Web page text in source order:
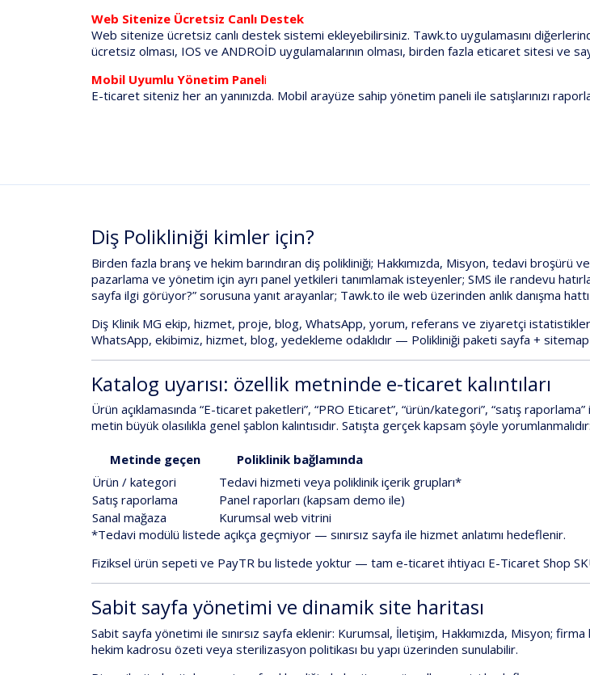
Web Sitenize Ücretsiz Canlı Destek
Web sitenize ücretsiz canlı destek sistemi ekleyebilirsiniz. Tawk.to uygulamasını
ücretsiz olması, IOS ve ANDROİD uygulamalarının olması, birden fazla eticaret sitesi ve
Mobil Uyumlu Yönetim Paneli
E-ticaret siteniz her an yanınızda. Mobil arayüze sahip yönetim paneli ile satışlarınızı
Diş Polikliniği kimler için?
Birden fazla branş ve hekim barındıran diş polikliniği; Hakkımızda, Misyon, tedavi broşürü
pazarlama ve yönetim içinayrı panel yetkileri tanımlamak isteyenler;SMS ile randevu
sayfa ilgi görüyor?” sorusuna yanıt arayanlar; Tawk.to ile web üzerinden anlık danışma
Diş Klinik MG ekip, hizmet, proje, blog, WhatsApp, yorum, referans ve ziyaretçi
WhatsApp, ekibimiz, hizmet, blog, yedekleme odaklıdır — Polikliniği paketisayfa +
Katalog uyarısı: özellik metninde e-ticaret kalıntıları
Ürün açıklamasında“E-ticaret paketleri”, “PRO Eticaret”, “ürün/kategori”, “satış raporlama”
metin büyük olasılıkla genel şablon kalıntısıdır. Satışta gerçek kapsam şöyle yorumlanmalıdır:
Metinde geçen
Poliklinik bağlamında
Ürün / kategori
Tedavi hizmeti veya poliklinik içerik grupları*
Satış raporlama
Panel raporları (kapsam demo ile)
Sanal mağaza
Kurumsal web vitrini
*Tedavi modülü listede açıkça geçmiyor —sınırsız sayfa ile hizmet anlatımı hedeflenir.
Fiziksel ürün sepeti ve PayTR bu listedeyoktur — tam e-ticaret ihtiyacı E-Ticaret Shop
Sabit sayfa yönetimi ve dinamik site haritası
Sabit sayfa yönetimi ilesınırsız sayfa eklenir: Kurumsal, İletişim, Hakkımızda, Misyon; firma
hekim kadrosu özeti veya sterilizasyon politikası bu yapı üzerinden sunulabilir.